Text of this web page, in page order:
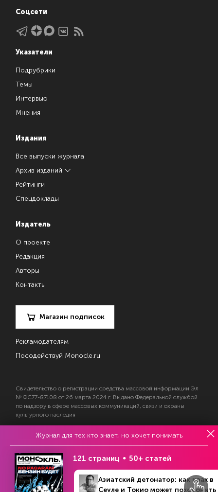
Соцсети
Указатели
Подрубрики
Темы
Интервью
Мнения
Издания
Все выпуски журнала
Архив изданий
Рейтинги
Спецдоклады
Издатель
О проекте
Редакция
Авторы
Контакты
Магазин подписок
Рекламодателям
Посодействуй Monocle.ru
Свидетельство о регистрации средства массовой информации Эл
№ ФС77-87108 от 26 марта 2024 г. Выдано Федеральной службой
по надзору в сфере массовых коммуникаций, связи и охраны
культурного наследия
© 2017—2026 АНО «Творческий коллектив Эксперт»
Политика конфиденциальности
Условия использования материалов
Согласие на обработку персональных данных
Журнал для тех кто знает, но хочет понимать
121 страниц 50+ статей
Азиатский детонатор: как крах в
Сеуле и Токио может похоронить